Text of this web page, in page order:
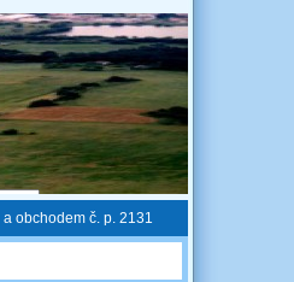
obchodem č. p. 2131